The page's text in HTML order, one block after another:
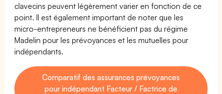
clavecins peuvent légèrement varier en fonction de ce
point. Il est également important de noter que les
micro-entrepreneurs ne bénéficient pas du régime
Madelin pour les prévoyances et les mutuelles pour
indépendants.
Comparatif des assurances prévoyances
pour indépendant Facteur / Factrice de